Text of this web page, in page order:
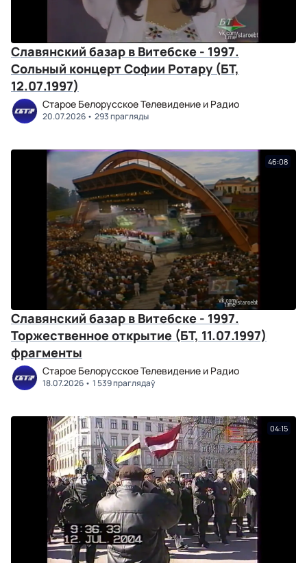
Славянский базар в Витебске - 1997.
Сольный концерт Софии Ротару (БТ,
12.07.1997)
Старое Белорусское Телевидение и Радио
20.07.2026 293 прагляды
46:08
Славянский базар в Витебске - 1997.
Торжественное открытие (БТ, 11.07.1997)
фрагменты
Старое Белорусское Телевидение и Радио
18.07.2026 1 539 праглядаў
04:15